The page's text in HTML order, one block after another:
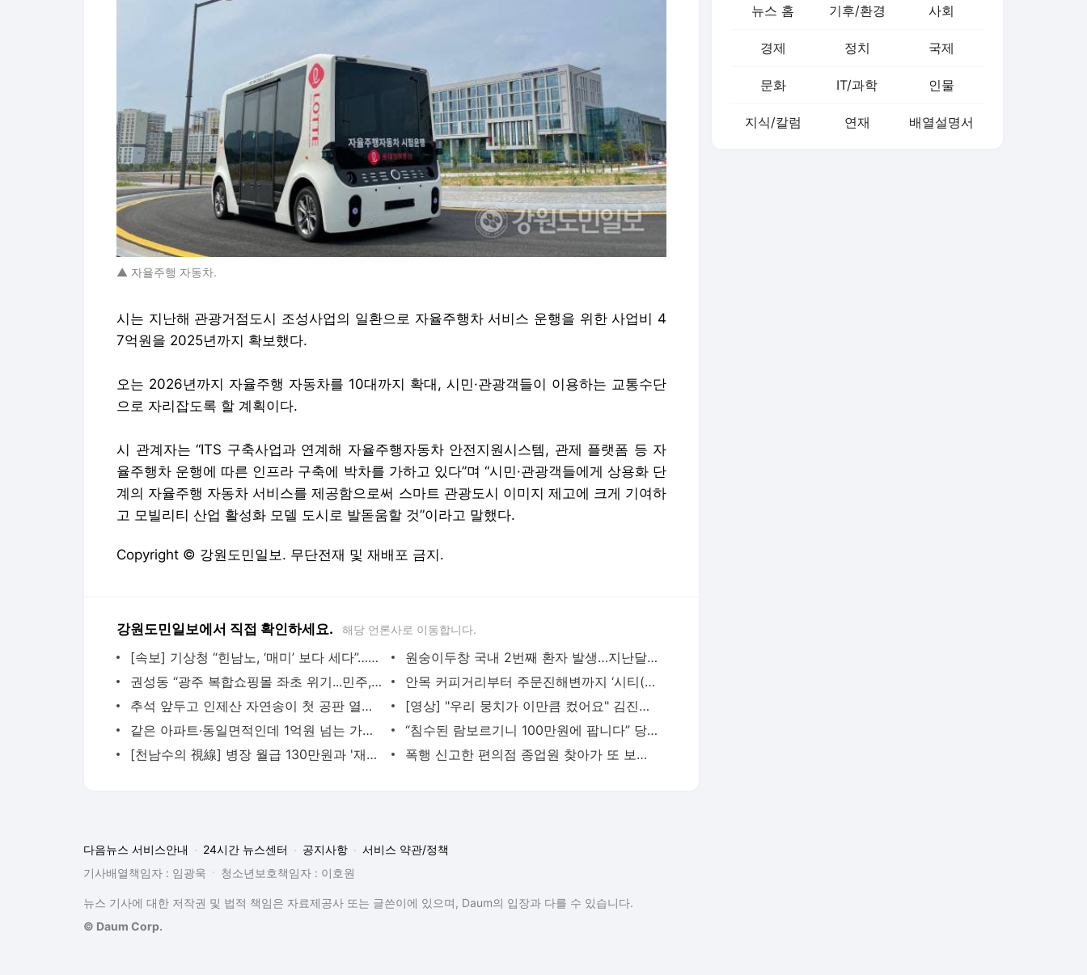
▲ 자율주행 자동차.
시는 지난해 관광거점도시 조성사업의 일환으로 자율주행차 서비스 운행을 위한 사업비 4
7억원을 2025년까지 확보했다.
오는 2026년까지 자율주행 자동차를 10대까지 확대, 시민·관광객들이 이용하는 교통수단
으로 자리잡도록 할 계획이다.
시 관계자는 “ITS 구축사업과 연계해 자율주행자동차 안전지원시스템, 관제 플랫폼 등 자
율주행차 운행에 따른 인프라 구축에 박차를 가하고 있다”며 “시민·관광객들에게 상용화 단
계의 자율주행 자동차 서비스를 제공함으로써 스마트 관광도시 이미지 제고에 크게 기여하
고 모빌리티 산업 활성화 모델 도시로 발돋움할 것”이라고 말했다.
Copyright © 강원도민일보. 무단전재 및 재배포 금지.
강원도민일보에서 직접 확인하세요. 해당 언론사로 이동합니다.
[속보] 기상청 “힌남노, ‘매미’ 보다 세다”…6일 오전 부산 남서쪽 상륙 예상
원숭이두창 국내 2번째 환자 발생…지난달 18일 입국 내국인
권성동 “광주 복합쇼핑몰 좌초 위기...민주, 입장 밝혀라”
안목 커피거리부터 주문진해변까지 ‘시티(Sea Tea)버스’ 강릉바다를 달린다
추석 앞두고 인제산 자연송이 첫 공판 열린다
[영상] "우리 뭉치가 이만큼 컸어요" 김진태 지사가 입양한 유기견을 만나다
같은 아파트·동일면적인데 1억원 넘는 가격차 왜?
“침수된 람보르기니 100만원에 팝니다” 당근마켓 판매글 화제
[천남수의 視線] 병장 월급 130만원과 '재입대의 꿈'
폭행 신고한 편의점 종업원 찾아가 또 보복 폭행한 60대
뉴스 홈 기후/환경 사회
경제 정치 국제
문화 IT/과학 인물
지식/칼럼 연재 배열설명서
다음뉴스 서비스안내 24시간 뉴스센터 공지사항
서비스 약관/정책
기사배열책임자 : 임광욱
청소년보호책임자 : 이호원
뉴스 기사에 대한 저작권 및 법적 책임은 자료제공사 또는 글쓴이에 있으며, Daum의 입장과 다를 수 있습니다.
© Daum Corp.